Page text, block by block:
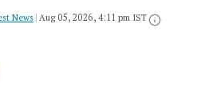
News|Aug 05, 2026, 4:11 pm IST